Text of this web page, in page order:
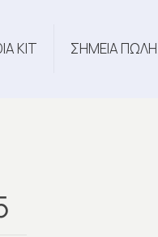
KIT ΣΗΜΕΙΑ